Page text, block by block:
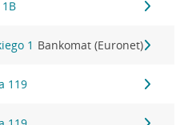
1 Bankomat (Euronet)
119